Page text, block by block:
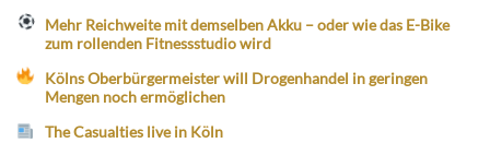
Mehr Reichweite mit demselben Akku – oder wie das E-Bike
zum rollenden Fitnessstudio wird
Kölns Oberbürgermeister will Drogenhandel in geringen
Mengen noch ermöglichen
The Casualties live in Köln